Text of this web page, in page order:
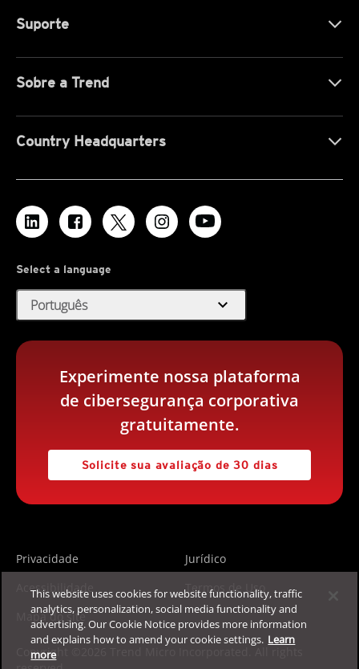
Suporte
Sobre a Trend
Country Headquarters
Select a language
Português expand_more
Experimente nossa plataforma
de cibersegurança corporativa
gratuitamente.
Solicite sua avaliação de 30 dias
Privacidade
Jurídico
Acessibilidade
Termos de Uso
Mapa do site
Copyright ©2026 Trend Micro Incorporated. All rights
This website uses cookies for website functionality, traffic
analytics, personalization, social media functionality and
advertising. Our Cookie Notice provides more information
and explains how to amend your cookie settings. Learn
more